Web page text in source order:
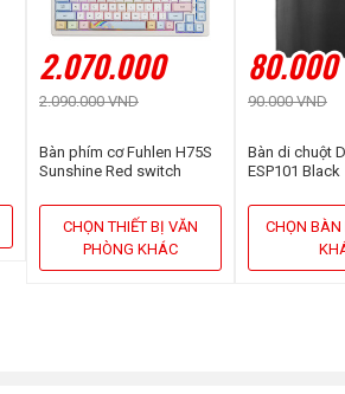
2.070.000
2.090.000 VND
Bàn phím cơ Fuhlen H75S
Sunshine Red switch
CHỌN THIẾT BỊ VĂN
PHÒNG KHÁC
80.000
90.000 VND
Bàn di chuột
ESP101 Black
CHỌN BÀN